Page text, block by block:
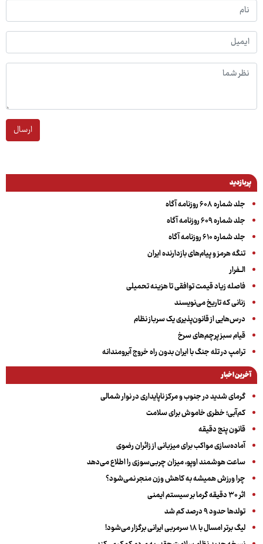
ارسال
پربازدید
جلد شماره ۶۰۸ روزنامه آگاه
جلد شماره ۶۰۹ روزنامه آگاه
جلد شماره ۶۱۰ روزنامه آگاه
تنگه هرمز و پیام‌های بازدارنده ایران
الــفرار
فاصله زیاد قیمت توافقی تا هزینه تحمیلی
زنانی که تاریخ می‌نویسند
درس‌هایی از قانون‌پذیری یک سرباز نظام
قیام سبز پرچم‌های سرخ
ترامپ در تله جنگ با ایران بدون راه خروج آبرومندانه
آخرین اخبار
گرمای شدید در جنوب و مرکز ناپایداری در نوار شمالی
کم‌آبی؛ خطری خاموش برای سلامت
قانون پنج دقیقه
آماده‌سازی مواکب برای میزبانی از زائران رضوی
ساعت هوشمند اوپو، میزان چربی‌سوزی را اطلاع می‌دهد
چرا ورزش همیشه به کاهش وزن منجر نمی‌شود؟
اثر ۳۰ دقیقه گرما بر سیستم ایمنی
تولدها حدود ۹ درصد کم شد
لیگ برتر امسال با ۱۸ سرمربی ایرانی برگزار می‌شود!